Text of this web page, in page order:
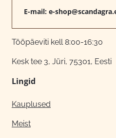
E-mail: e-
Tööpäeviti kell 8:00-16:30
Kesk tee 3, Jüri, 75301, Eesti
Lingid
Kauplused
Meist